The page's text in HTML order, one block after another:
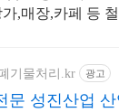
,매장,카페 등
기물처리.kr 광고
문 성진산업